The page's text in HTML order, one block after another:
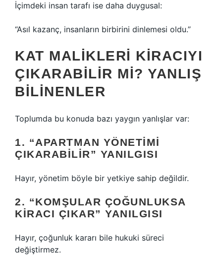
İçimdeki insan tarafı ise daha duygusal:
“Asıl kazanç, insanların birbirini dinlemesi oldu.”
KAT MALIKLERI KIRACIYI
ÇIKARABILIR MI? YANLIŞ
BILINENLER
Toplumda bu konuda bazı yaygın yanlışlar var:
1. “APARTMAN YÖNETIMI
ÇIKARABILIR” YANILGISI
Hayır, yönetim böyle bir yetkiye sahip değildir.
2. “KOMŞULAR ÇOĞUNLUKSA
KIRACI ÇIKAR” YANILGISI
Hayır, çoğunluk kararı bile hukuki süreci
değiştirmez.